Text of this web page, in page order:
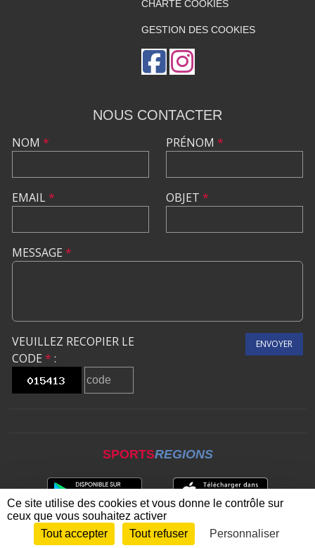
CHARTE COOKIES
GESTION DES COOKIES
NOUS CONTACTER
NOM *
EMAIL*
PRÉNOM *
OBJET *
MESSAGE *
VEUILLEZ RECOPIER LE
CODE * :
ENVOYER
SPORTSREGIONS
Envie de participer ? CONNEXION
Ce site utilise des cookies et vous donne le contrôle sur
ceux que vous souhaitez activer
Tout accepter
Tout refuser Personnaliser